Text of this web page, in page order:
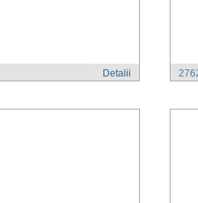
Detalii